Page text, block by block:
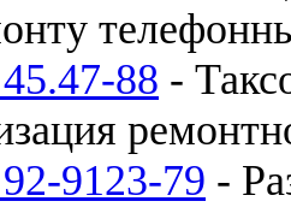
88 -
9123-79 -